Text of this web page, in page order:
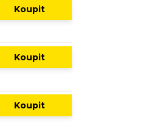
Koupit
Koupit
Koupit